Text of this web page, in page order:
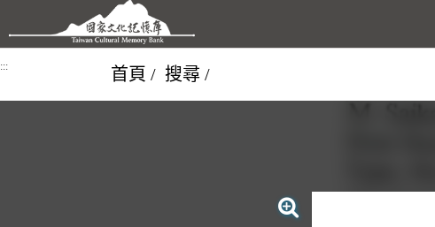
跳到主要內容區塊
::: 首頁 搜尋